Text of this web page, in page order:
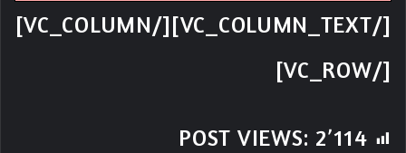
[/VC_COLUMN_TEXT][/VC_COLUMN]
[/VC_ROW]
POST VIEWS: 2٬114